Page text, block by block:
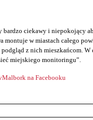
bardzo ciekawy i niepokojący
montuje w miastach całego
z nich mieszkańcom. W
miejskiego monitoringu”.
na Facebooku